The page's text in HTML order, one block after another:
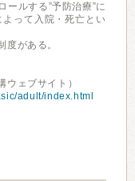
ールする”予防治療”に
って入院・死亡とい
度がある。
ェブサイト）
adult/index.html